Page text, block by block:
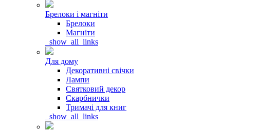
Брелоки і магніти
Брелоки
Магніти
_show_all_links
Для дому
Декоративні свічки
Лампи
Святковий декор
Скарбнички
Тримачі для книг
_show_all_links